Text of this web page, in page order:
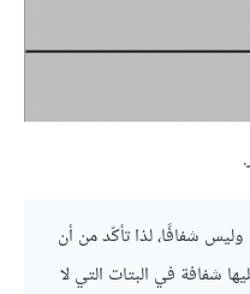
شفافًا، لذا تأكّد من أن
شفافة في البتات التي لا